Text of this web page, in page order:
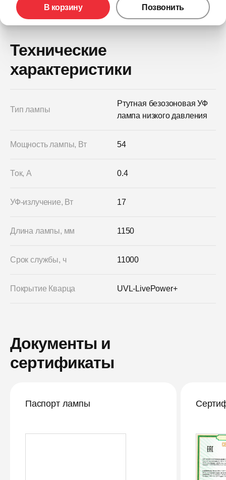
В корзину Позвонить
Технические
характеристики
Тип лампы
Ртутная безозоновая УФ
лампа низкого давления
Мощность лампы, Вт 54
Ток, А 0.4
УФ-излучение, Вт 17
Длина лампы, мм 1150
Срок службы, ч 11000
Покрытие Кварца UVL-LivePower+
Документы и
сертификаты
Паспорт лампы